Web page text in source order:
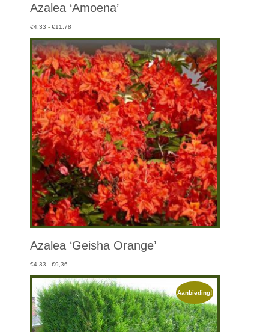
Azalea ‘Amoena’
€4,33 - €11,78
tot
€11,78
Azalea ‘Geisha Orange’
€4,33 - €9,36
tot
€9,36
Aanbieding!